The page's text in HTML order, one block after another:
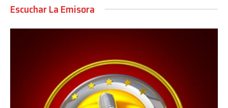
Escuchar La Emisora